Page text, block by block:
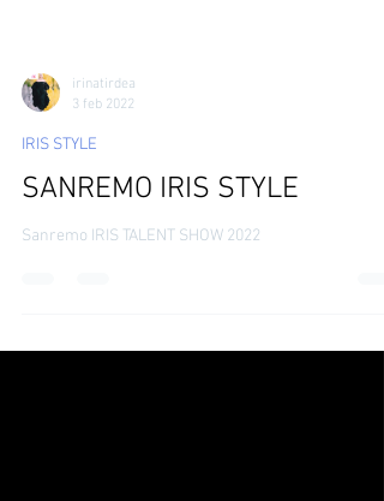
irinatirdea
IRIS STYLE
SANREMO IRIS STYLE